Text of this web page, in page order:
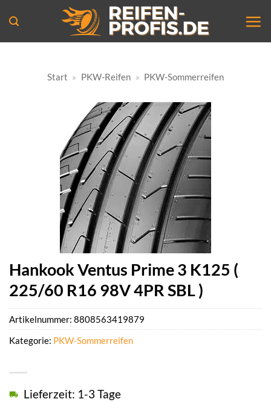
Inhalt
springen
Start » PKW-Reifen » PKW-Sommerreifen
Hankook Ventus Prime 3 K125 (
225/60 R16 98V 4PR SBL )
Lieferzeit: 1-3 Tage
Artikelnummer: 8808563419879
Kategorie: PKW-Sommerreifen